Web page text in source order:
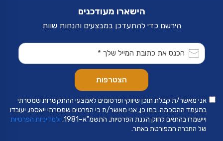
בעמוד
הישארו מעודכנים
הירשם כדי להתעדכן במבצעים והנחות שוות
אני מאשר/ת קבלת תוכן שיווקי ופרסומים לאמצעי ההתקשרות שמסרתי
במעמד ההסכמה. כמו כן, אני מאשר/ת כי הפרטים שמסרתי ייאספו, יעובדו
ויישמרו בהתאם לחוק הגנת הפרטיות, התשמ"א–1981,
ולמדיניות הפרטיות
של החברה המפורטת באתר.